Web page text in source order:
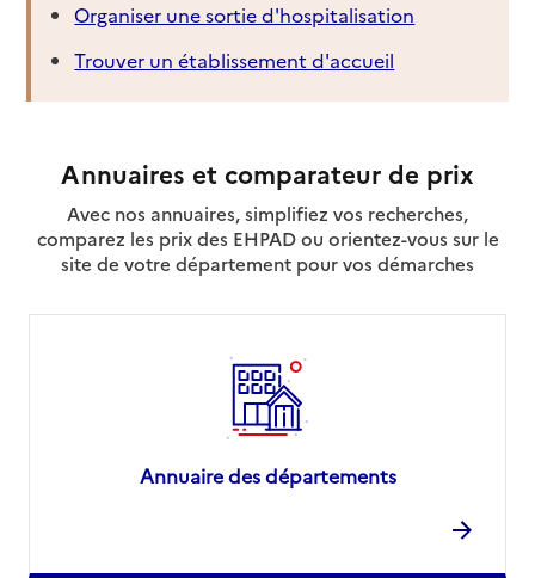
Organiser une sortie d'hospitalisation
Trouver un établissement d'accueil
Annuaires et comparateur de prix
Avec nos annuaires, simplifiez vos recherches,
comparez les prix des EHPAD ou orientez-vous sur le
site de votre département pour vos démarches
Annuaire des départements